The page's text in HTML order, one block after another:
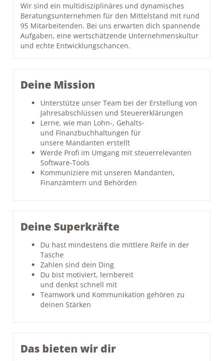
Wir sind ein multidisziplinäres und dynamisches
Beratungsunternehmen für den Mittelstand mit rund
95 Mitarbeitenden. Bei uns erwarten dich spannende
Aufgaben, eine wertschätzende Unternehmenskultur
und echte Entwicklungschancen.
Deine Mission
Unterstütze unser Team bei der Erstellung von
Jahresabschlüssen und Steuererklärungen
Lerne, wie man Lohn-, Gehalts-
und Finanzbuchhaltungen für
unsere Mandanten erstellt
Werde Profi im Umgang mit steuerrelevanten
Software-Tools
Kommuniziere mit unseren Mandanten,
Finanzämtern und Behörden
Deine Superkräfte
Du hast mindestens die mittlere Reife in der
Tasche
Zahlen sind dein Ding
Du bist motiviert, lernbereit
und denkst schnell mit
Teamwork und Kommunikation gehören zu
deinen Stärken
Das bieten wir dir